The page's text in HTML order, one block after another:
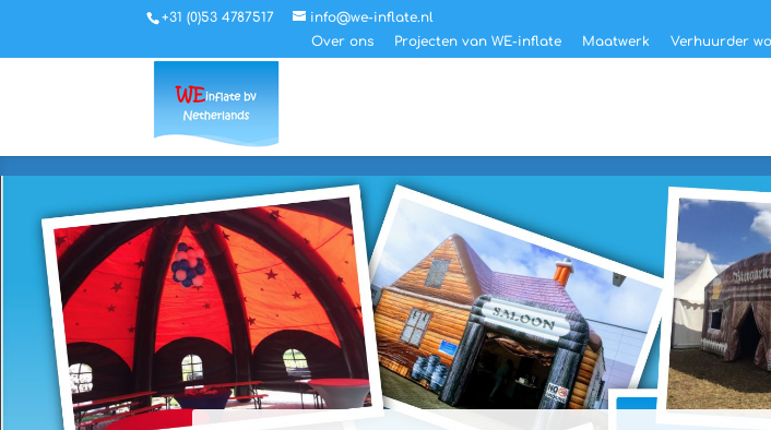
+31 (0)53 4787517
info@we-inflate.nl
Over ons
Projecten van WE-inflate Maatwerk Verhuurder